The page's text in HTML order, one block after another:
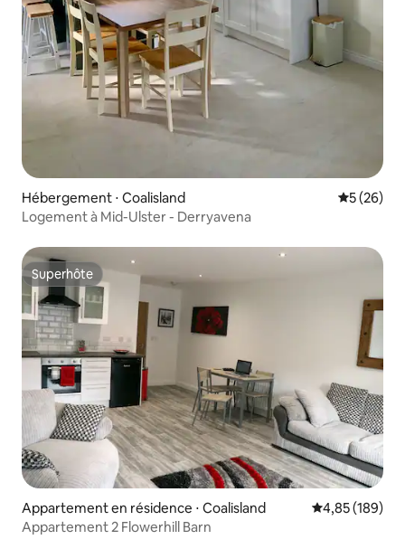
Hébergement ⋅ Coalisland
5 (26)
Logement à Mid-Ulster - Derryavena
Superhôte
Superhôte
Appartement en résidence ⋅ Coalisland Évaluation
4,85 (189)
Appartement 2 Flowerhill Barn